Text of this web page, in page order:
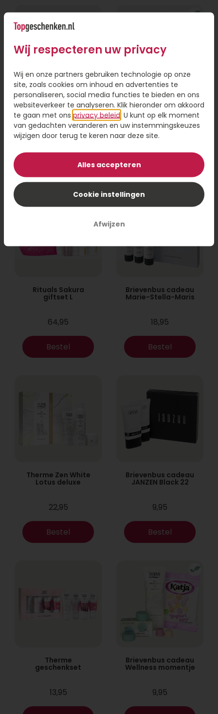
Rituals Yozakura
giftset S
29,95
Marie-Stella-Maris
body & badkamer
38,95
Rituals Sakura
giftset L
64,95
Bestel
Brievenbus cadeau
Marie-Stella-Maris
18,95
Bestel
Therme Zen White
Lotus deluxe
22,95
Bestel
Brievenbus cadeau
JANZEN Black 22
9,95
Bestel
Therme
geschenkset
13,95
Brievenbus cadeau
Wellness momentje
9,95
Wij respecteren uw privacy
Wij en onze partners gebruiken technologie op onze
site, zoals cookies om inhoud en advertenties te
personaliseren, social media functies te bieden en ons
websiteverkeer te analyseren. Klik hieronder om akkoord
te gaan met ons privacy beleid . U kunt op elk moment
van gedachten veranderen en uw instemmingskeuzes
wijzigen door terug te keren naar deze site.
Alles accepteren
Cookie instellingen
Afwijzen